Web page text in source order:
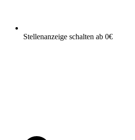
Stellenanzeige schalten ab 0€